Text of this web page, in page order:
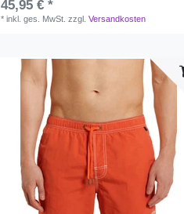
45,95 € *
*inkl. ges. MwSt. zzgl.Versandkosten